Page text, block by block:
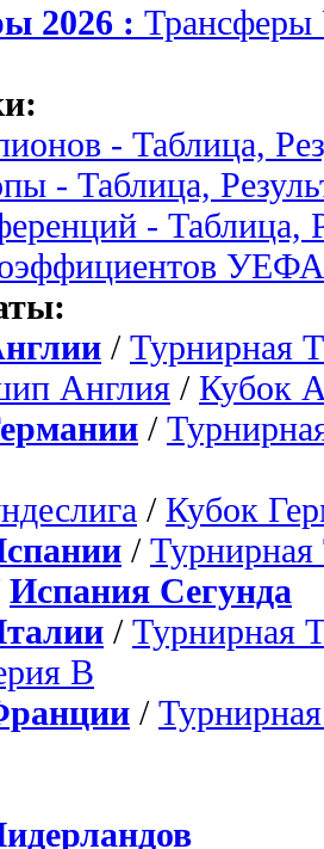
2026 :
- Таблица,
- Таблица,
- Таблица,
УЕФА
/ Турнирная
Англия / Кубок
/
/ Кубок
/ Турнирная
Испания Сегунда
/ Турнирная
B
/